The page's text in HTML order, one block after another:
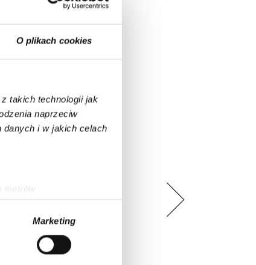
O plikach cookies
takich technologii jak
naprzeciw
danych i w jakich celach
(fingerprinting, czyli
wsekcji
Marketing